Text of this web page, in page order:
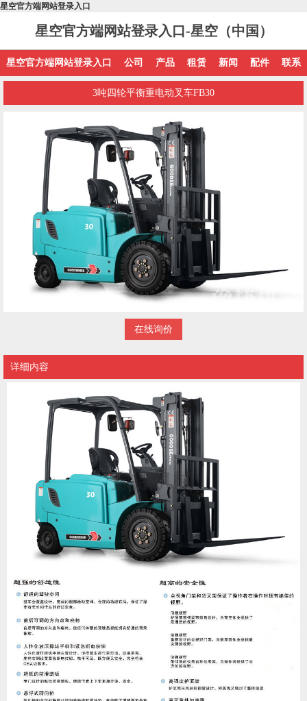
星空官方端网站登录入口
星空官方端网站登录入口-星空（中国）
星空官方端网站登录入口 公司 产品 租赁 新闻 配件 联系
3吨四轮平衡重电动叉车FB30
在线询价
详细内容